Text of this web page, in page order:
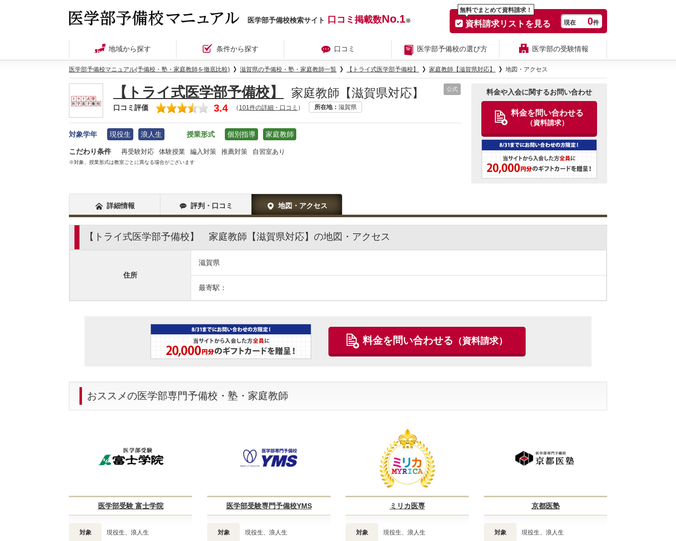
医学部予備校検索サイト 口コミ掲載数No.1※
無料でまとめて資料請求！
資料請求リストを見る 現在 0件
地域から探す 条件から探す 口コミ 医学部予備校の選び方 医学部の受験情報
医学部予備校マニュアル(予備校・塾・家庭教師を徹底比較) 滋賀県の予備校・塾・家庭教師一覧 【トライ式医学部予備校】 家庭教師【滋賀県対応】 地図・アクセス
【トライ式医学部予備校】 家庭教師【滋賀県対応】
口コミ評価 3.4 （ 101件の詳細・口コミ ） 所在地 滋賀県
公式
対象学年 現役生 浪人生 授業形式 個別指導 家庭教師
こだわり条件 再受験対応 体験授業 編入対策 推薦対策 自習室あり
※対象、授業形式は教室ごとに異なる場合がございます
料金や入会に関するお問い合わせ
料金を問い合わせる
（資料請求）
詳細情報 評判・口コミ 地図・アクセス
【トライ式医学部予備校】 家庭教師【滋賀県対応】の地図・アクセス
住所
滋賀県
最寄駅：
料金を問い合わせる （資料請求）
おススメの医学部専門予備校・塾・家庭教師
医学部受験 富士学院
対象 現役生、浪人生
医学部受験専門予備校YMS
対象 現役生、浪人生
ミリカ医専
対象 現役生、浪人生
京都医塾
対象 現役生、浪人生